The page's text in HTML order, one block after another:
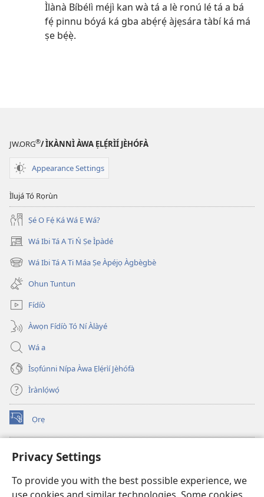
Privacy Settings
To provide you with the best possible experience, we
Ìlànà Bíbélì méjì kan wà tá a lè ronú lé tá a bá
fẹ́ pinnu bóyá ká gba abẹ́rẹ́ àjẹsára tàbí ká má
ṣe bẹ́ẹ̀.
JW.ORG®/ ÌKÀNNÌ ÀWA ẸLẸ́RÌÍ JÈHÓFÀ
Appearance Settings
Ìlujá Tó Rọrùn
Ṣé O Fẹ́ Ká Wá Ẹ Wá?
Wá Ibi Tá A Ti Ń Ṣe Ìpàdé
(opens
new
window)
Wá Ibi Tá A Ti Máa Ṣe Àpéjọ Àgbègbè
(opens
new
window)
Ohun Tuntun
Fídíò
Àwọn Fídíò Tó Ní Àlàyé
Wá a
Ìsọfúnni Nípa Àwa Ẹlẹ́rìí Jèhófà
Ìrànlọ́wọ́
Ọrẹ
(opens
new
ÀKÁ ÌWÉ ORÍ ÍŃTÁNẸ́Ẹ̀TÌ TI Watchtower™
(opens
window)JW Hub
(opens